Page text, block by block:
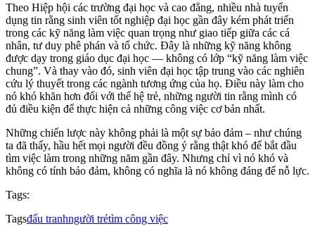
Theo Hiệp hội các trường đại học và cao đẳng, nhiều nhà tuyển
dụng tin rằng sinh viên tốt nghiệp đại học gần đây kém phát triển
trong các kỹ năng làm việc quan trọng như giao tiếp giữa các cá
nhân, tư duy phê phán và tổ chức. Đây là những kỹ năng không
được dạy trong giáo dục đại học — không có lớp “kỹ năng làm việc
chung”. Và thay vào đó, sinh viên đại học tập trung vào các nghiên
cứu lý thuyết trong các ngành tương ứng của họ. Điều này làm cho
nó khó khăn hơn đối với thế hệ trẻ, những người tin rằng mình có
đủ điều kiện để thực hiện cả những công việc cơ bản nhất.
Những chiến lược này không phải là một sự bảo đảm – như chúng
ta đã thấy, hầu hết mọi người đều đồng ý rằng thật khó để bắt đầu
tìm việc làm trong những năm gần đây. Nhưng chỉ vì nó khó và
không có tính bảo đảm, không có nghĩa là nó không đáng để nỗ lực.
Tags:
Tagsđấu tranhngười trẻtìm công việc